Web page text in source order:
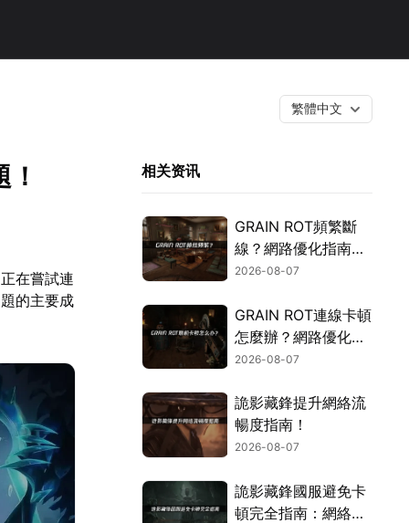
繁體中文
在嘗試連
的主要成
相关资讯
GRAIN ROT頻繁斷
線？網路優化指南一
次搞定！
2026-08-07
GRAIN ROT連線卡頓
怎麼辦？網路優化這
樣解決！
2026-08-07
詭影藏鋒提升網絡流
暢度指南！
2026-08-07
詭影藏鋒國服避免卡
頓完全指南：網絡優